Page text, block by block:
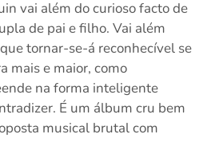
vai além do curioso facto de
de pai e filho. Vai além
tornar-se-á reconhecível se
mais e maior, como
na forma inteligente
É um álbum cru bem
musical brutal com